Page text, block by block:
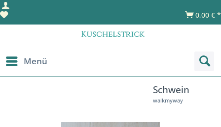
0,00 € *
Menü
Schwein
walkmyway